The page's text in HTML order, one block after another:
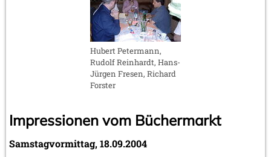
Hubert Petermann,
Rudolf Reinhardt, Hans-
Jürgen Fresen, Richard
Forster
Impressionen vom Büchermarkt
Samstagvormittag, 18.09.2004